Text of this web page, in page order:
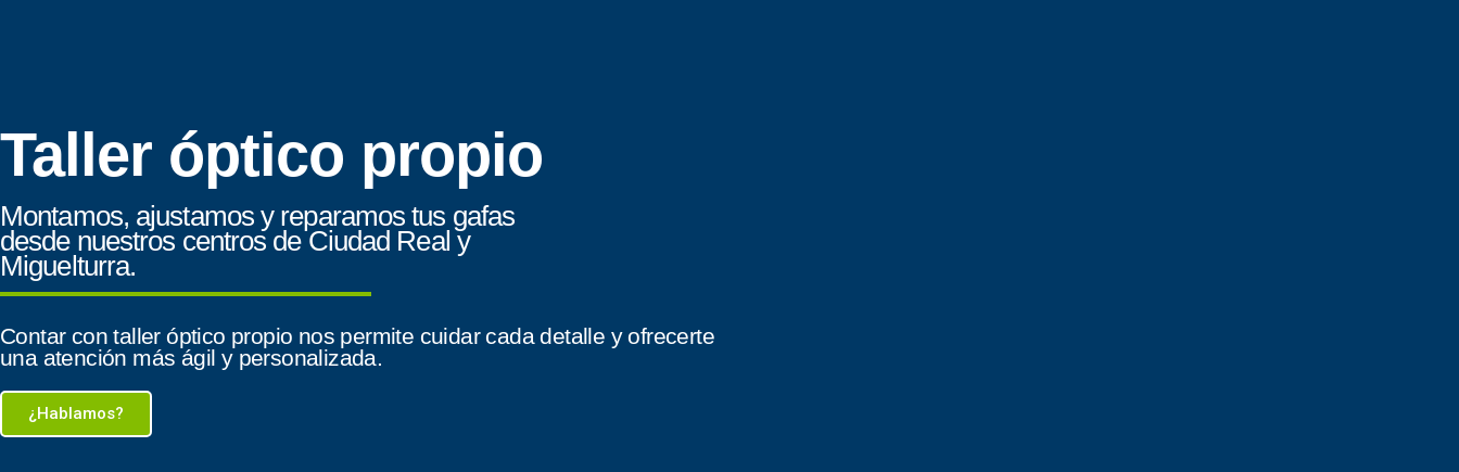
Taller óptico propio
Montamos, ajustamos y reparamos tus gafas
desde nuestros centros de Ciudad Real y
Miguelturra.
Contar con taller óptico propio nos permite cuidar cada detalle y ofrecerte
una atención más ágil y personalizada.
¿Hablamos?